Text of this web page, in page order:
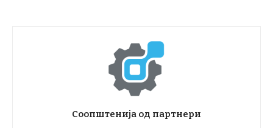
Соопштенија од партнери